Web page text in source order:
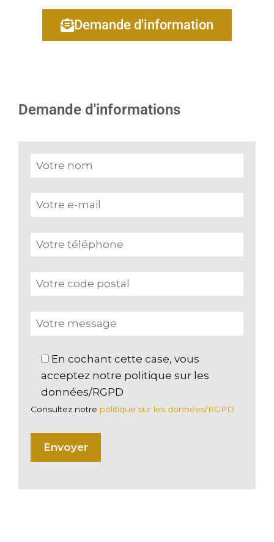
Demande d'information
Demande d'informations
En cochant cette case, vous
acceptez notre politique sur les
données/RGPD
Consultez notre politique sur les données/RGPD